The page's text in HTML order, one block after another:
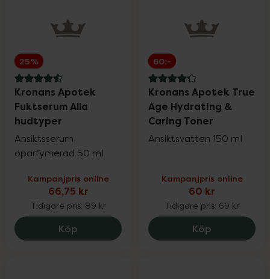
25%
4.6 av 5 i omdöme
Kronans Apotek
Fuktserum Alla
hudtyper
Ansiktsserum
oparfymerad 50 ml
Kampanjpris online
66,75 kr
Tidigare pris: 89 kr
Köp Kronans Apotek Fuktserum Alla
60:-
4.3 av 5 i omdöme
Kronans Apotek True
Age Hydrating &
Caring Toner
Ansiktsvatten 150 ml
Kampanjpris online
60 kr
Tidigare pris: 69 kr
Köp Kronans